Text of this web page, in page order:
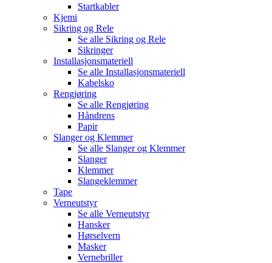
Startkabler
Kjemi
Sikring og Rele
Se alle Sikring og Rele
Sikringer
Installasjonsmateriell
Se alle Installasjonsmateriell
Kabelsko
Rengjøring
Se alle Rengjøring
Håndrens
Papir
Slanger og Klemmer
Se alle Slanger og Klemmer
Slanger
Klemmer
Slangeklemmer
Tape
Verneutstyr
Se alle Verneutstyr
Hansker
Hørselvern
Masker
Vernebriller